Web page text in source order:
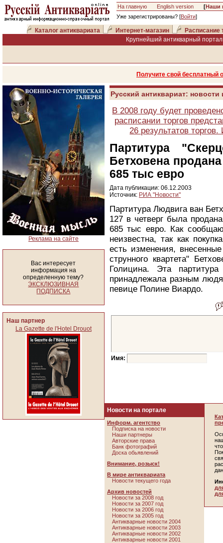
На главную English version [Наши
Уже зарегистрированы? [Войти]
Каталог антиквариата Интернет-магазин
Расписание
Крупнейший антикварный
Получите свой
Реклама на сайте
Вас интересует
информация на
определенную тему?
ЭКСКЛЮЗИВНАЯ
ПОДПИСКА
Наш партнер
La Gazette de l'Hotel Drouot
Русский антиквариат:
В 2008 году будет
расписании торгов
26 результатов
Партитура
Бетховена
685 тыс евро
Дата публикации: 06.12.2003
Источник: РИА "Новости"
Партитура Людвига ван
127 в четверг была
685 тыс евро. Как
неизвестна, так как
есть изменения,
струнного квартета"
Голицина. Эта
принадлежала разным
певице Полине Виардо.
Имя:
Новости на портале
Информ. агентство
Подписка на новости
Наши партнеры
Авторские права
Банк фотографий
Доска обьявлений
Внимание, розыск!
В мире антиквариата
Новости текущего года
Архив новостей
Новости за 2008 год
Новости за 2007 год
Новости за 2006 год
Новости за 2005 год
Антикварные новости 2004
Антикварные новости 2003
Антикварные новости 2002
Антикварные новости 2001